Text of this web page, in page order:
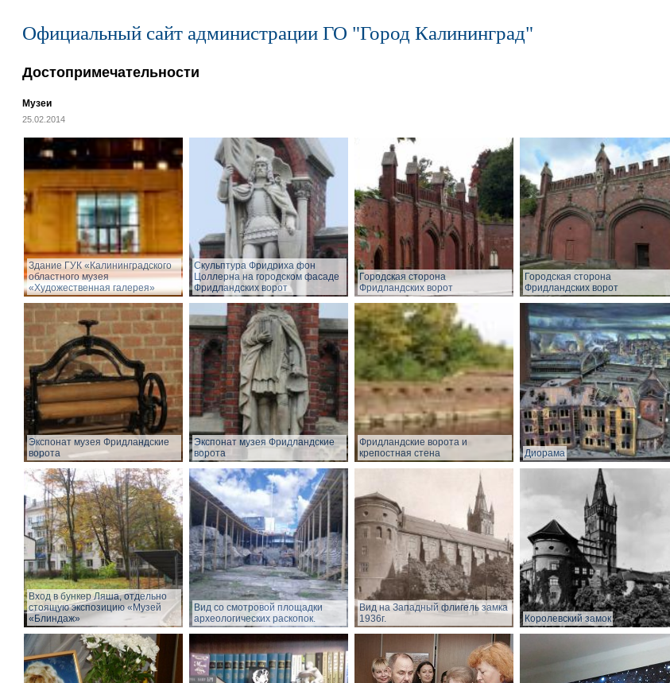
Официальный сайт администрации ГО "Город Калининград"
Достопримечательности
Музеи
25.02.2014
Здание ГУК «Калининградского
областного музея
«Художественная галерея»
Cкульптура Фридриха фон
Цоллерна на городском фасаде
Фридландских ворот
Городская сторона
Фридландских ворот
Городская сторона
Фридландских ворот
Экспонат музея Фридландские
ворота
Экспонат музея Фридландские
ворота
Фридландские ворота и
крепостная стена
Диорама
Вход в бункер Ляша, отдельно
стоящую экспозицию «Музей
«Блиндаж»
Вид со смотровой площадки
археологических раскопок.
Вид на Западный флигель замка
1936г.
Королевский замок